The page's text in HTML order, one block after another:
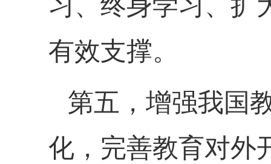
有效支撑。
第五，增强我国
化，完善教育对外